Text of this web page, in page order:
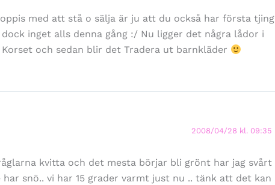
med att stå o sälja är ju att du också har första tjing
inget alls denna gång :/ Nu ligger det några lådor i
och sedan blir det Tradera ut barnkläder
2008/04/28 kl. 09:35
kvitta och det mesta börjar bli grönt har jag svårt
snö.. vi har 15 grader varmt just nu .. tänk att det kan